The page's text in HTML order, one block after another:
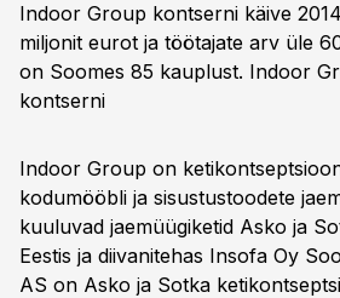
Indoor Group kontserni käive
miljonit eurot ja töötajate arv üle
on Soomes 85 kauplust. Indoor
kontserni
Indoor Group on
kodumööbli ja sisustustoodete
kuuluvad jaemüügiketid Asko ja
Eestis ja diivanitehas Insofa Oy
AS on Asko ja Sotka